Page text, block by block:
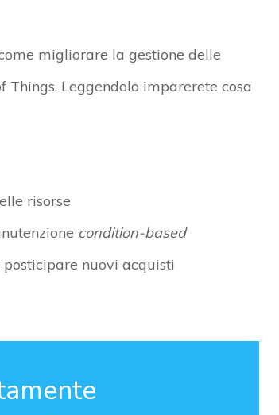
migliorare la gestione delle
Things. Leggendolo imparerete cosa
risorse
condition-based
nuovi acquisti